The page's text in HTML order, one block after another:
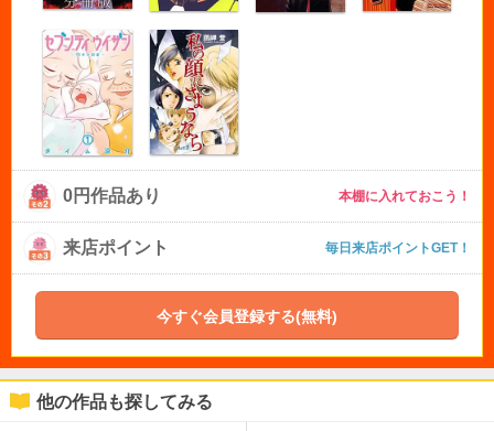
0円作品あり 本棚に入れておこう！
来店ポイント 毎日来店ポイントGET！
今すぐ会員登録する(無料)
他の作品も探してみる